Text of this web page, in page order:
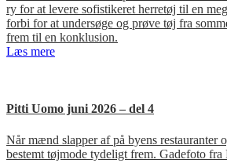
ry for at levere sofistikeret herretøj til en
forbi for at undersøge og prøve tøj fra
frem til en konklusion.
Læs mere
Pitti Uomo juni 2026 – del 4
Når mænd slapper af på byens restauranter
bestemt tøjmode tydeligt frem. Gadefoto fra